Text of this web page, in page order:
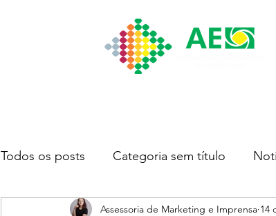
Todos os posts Categoria sem título
Assessoria de Marketing e Imprensa 14